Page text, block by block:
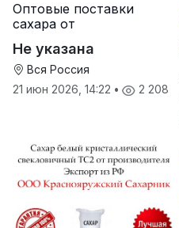
Оптовые поставки
сахара от
Хохольский сахарный
комбинат
Не указана
Вся Россия
21 июн 2026, 14:22 • 2 208